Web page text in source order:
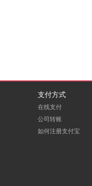
支付方式
在线支付
公司转账
如何注册支付宝